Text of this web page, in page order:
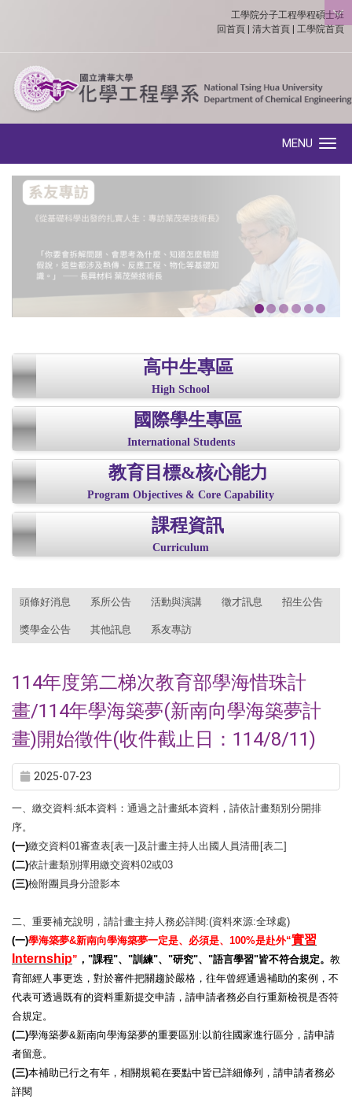
:::
工學院分子工程學程碩士班
回首頁
清大首頁 工學院首頁
MENU
高中生專區
High School
國際學生專區
International Students
教育目標&核心能力
Program Objectives & Core Capability
課程資訊
Curriculum
頭條好消息 系所公告 活動與演講 徵才訊息 招生公告
獎學金公告 其他訊息 系友專訪
114年度第二梯次教育部學海惜珠計
畫/114年學海築夢(新南向學海築夢計
畫)開始徵件(收件截止日：114/8/11)
2025-07-23
一、繳交資料:紙本資料：通過之計畫紙本資料，請依計畫類別分開排
序。
(一)繳交資料01審查表[表一]及計畫主持人出國人員清冊[表二]
(二)依計畫類別擇用繳交資料02或03
(三)檢附團員身分證影本
二、重要補充說明，請計畫主持人務必詳閱:(資料來源:全球處)
(一)學海築夢&新南向學海築夢一定是、必須是、100%是赴外“實習
Internship” ，"課程"、"訓練"、"研究"、"語言學習"皆不符合規定。 教
育部經人事更迭，對於審件把關趨於嚴格，往年曾經通過補助的案例，不
代表可透過既有的資料重新提交申請，請申請者務必自行重新檢視是否符
合規定。
(二)學海築夢&新南向學海築夢的重要區別:以前往國家進行區分，請申請
者留意。
(三)本補助已行之有年，相關規範在要點中皆已詳細條列，請申請者務必
詳閱